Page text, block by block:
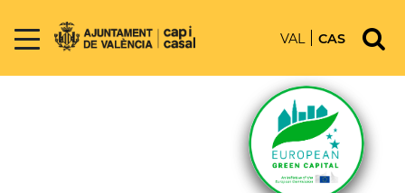
VAL CAS